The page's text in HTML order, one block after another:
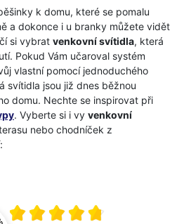
k domu, které se pomalu
a dokonce i u branky můžete vidět
si vybrat venkovní svítidla, která
Pokud Vám učaroval systém
vlastní pomocí jednoduchého
svítidla jsou již dnes běžnou
domu. Nechte se inspirovat při
. Vyberte si i vy venkovní
nebo chodníček z
Průměrné hodnocení 4.8 z 5